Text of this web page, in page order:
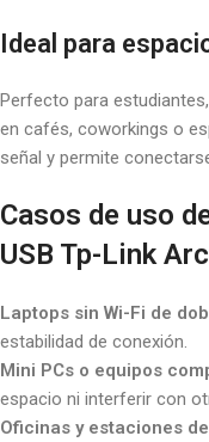
Ideal para
Perfecto para
en cafés, coworkings o
señal y permite
Casos de uso
USB Tp-Link
Laptops sin Wi-Fi de
estabilidad de conexión.
Mini PCs o equipos
espacio ni interferir con
Oficinas y estaciones